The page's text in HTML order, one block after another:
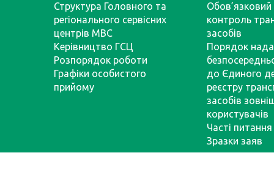
Структура Головного та
регіонального сервісних
центрів МВС
Керівництво ГСЦ
Розпорядок роботи
Графіки особистого
прийому
Обов’язковий
контроль
засобів
Порядок
до Єдиного
реєстру
засобів
користувачів
Часті питання
Зразки заяв